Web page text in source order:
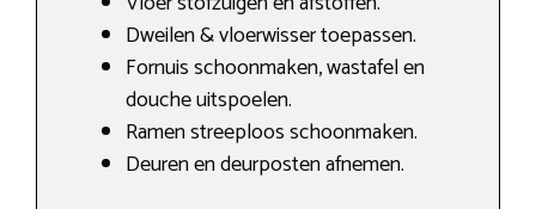
Dweilen & vloerwisser toepassen.
Fornuis schoonmaken, wastafel en
douche uitspoelen.
Ramen streeploos schoonmaken.
Deuren en deurposten afnemen.